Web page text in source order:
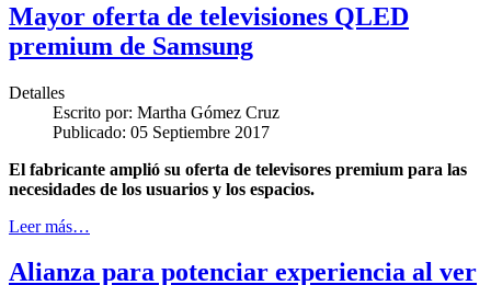
Mayor oferta de televisiones QLED
premium de Samsung
Detalles
Escrito por: Martha Gómez Cruz
Publicado: 05 Septiembre 2017
El fabricante amplió su oferta de televisores premium para las
necesidades de los usuarios y los espacios.
Leer más…
Alianza para potenciar experiencia al ver